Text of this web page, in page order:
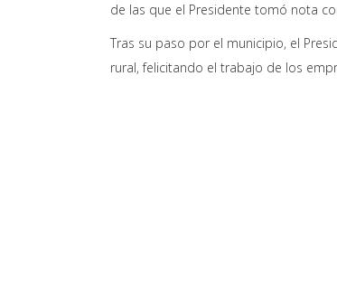
de las que el Presidente tomó nota
Tras su paso por el municipio, el
rural, felicitando el trabajo de los